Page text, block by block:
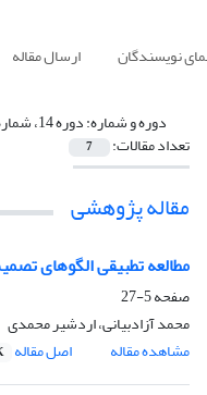
نویسندگان ارسال مقاله
دوره و شماره:دوره 14، شماره 45، پاییز 1397
تعداد مقالات: 7
مقاله پژوهشی
مطالعه تطبیقی الگوهای
صفحه5-27
محمد آزادبیانی، اردشیر محمدی
مشاهده مقاله
اصل مقاله